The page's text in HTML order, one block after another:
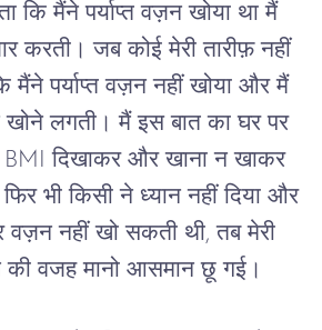
कि मैंने पर्याप्त वज़न खोया था मैं
करती। जब कोई मेरी तारीफ़ नहीं
मैंने पर्याप्त वज़न नहीं खोया और मैं
खोने लगती। मैं इस बात का घर पर
BMI दिखाकर और खाना न खाकर
फिर भी किसी ने ध्यान नहीं दिया और
वज़न नहीं खो सकती थी, तब मेरी
वजह मानो आसमान छू गई।